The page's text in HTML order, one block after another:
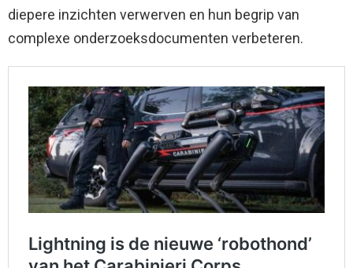
diepere inzichten verwerven en hun begrip van
complexe onderzoeksdocumenten verbeteren.